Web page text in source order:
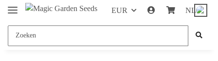
EUR NL